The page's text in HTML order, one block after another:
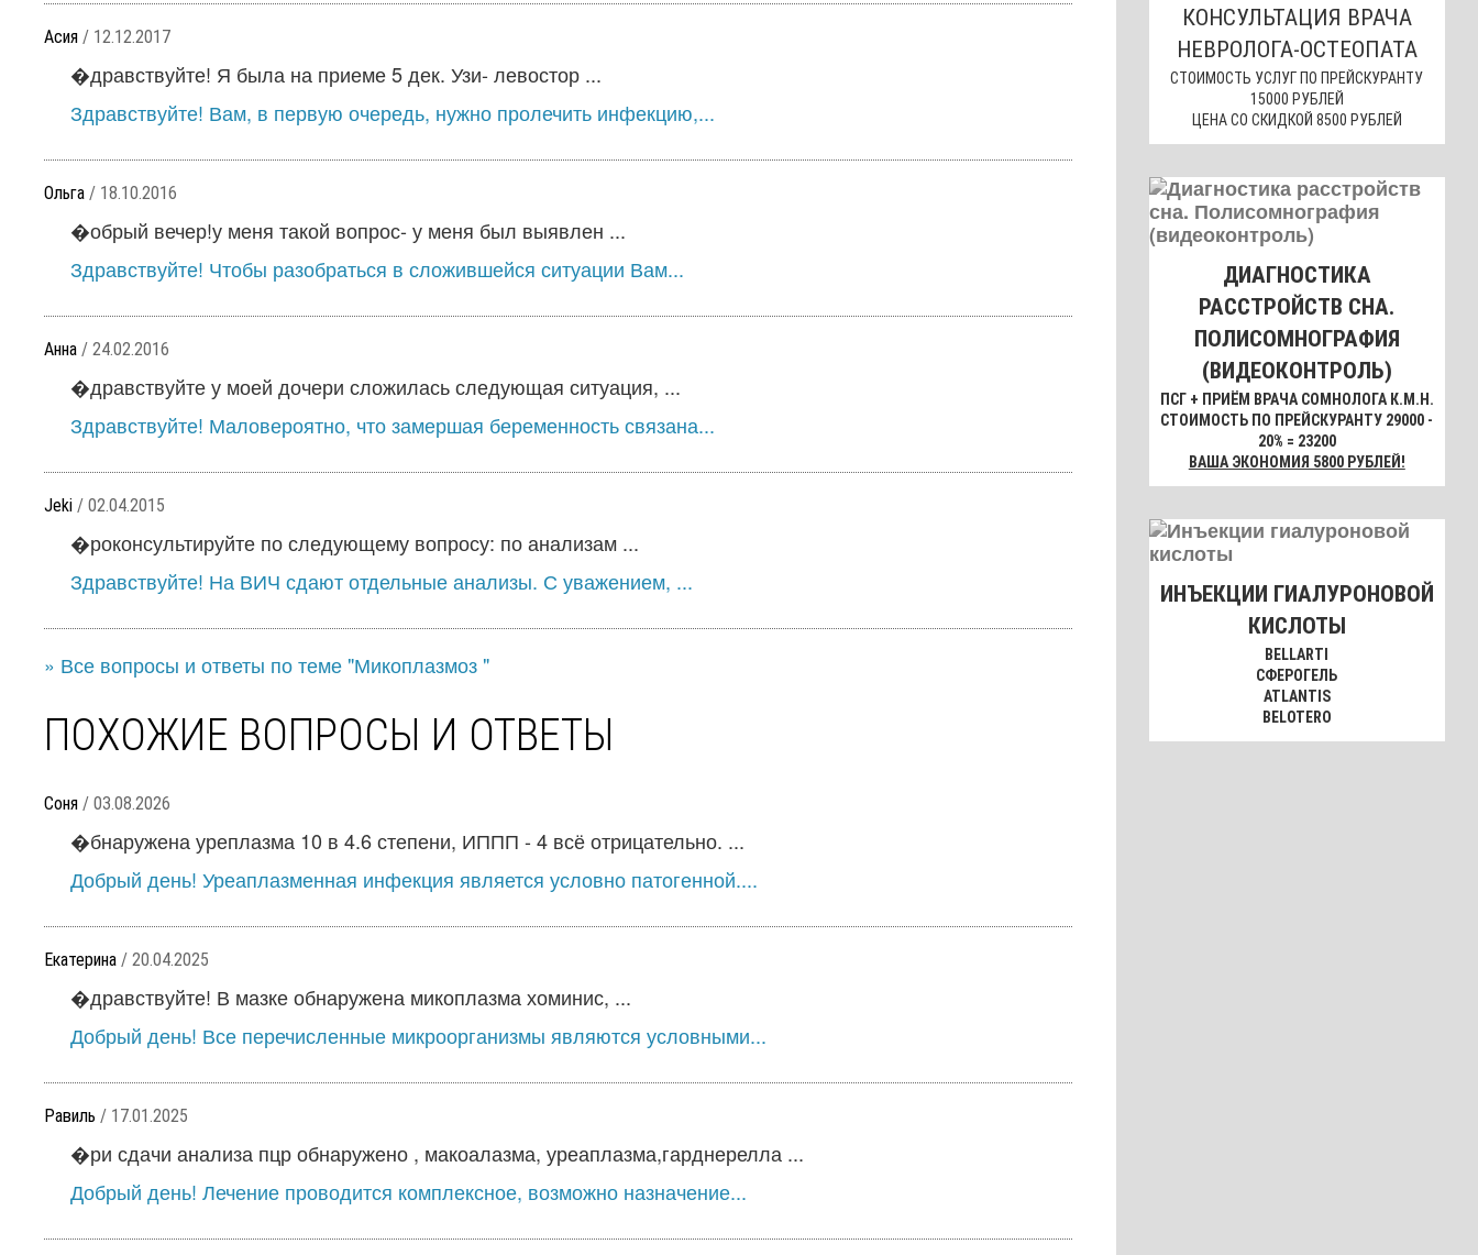
Асия / 12.12.2017
�дравствуйте! Я была на приеме 5 дек. Узи- левостор ...
Здравствуйте! Вам, в первую очередь, нужно пролечить инфекцию,...
Ольга / 18.10.2016
�обрый вечер!у меня такой вопрос- у меня был выявлен ...
Здравствуйте! Чтобы разобраться в сложившейся ситуации Вам...
Анна / 24.02.2016
�дравствуйте у моей дочери сложилась следующая ситуация, ...
Здравствуйте! Маловероятно, что замершая беременность связана...
Jeki / 02.04.2015
�роконсультируйте по следующему вопросу: по анализам ...
Здравствуйте! На ВИЧ сдают отдельные анализы. С уважением, ...
» Все вопросы и ответы по теме "Микоплазмоз "
ПОХОЖИЕ ВОПРОСЫ И ОТВЕТЫ
Соня / 03.08.2026
�бнаружена уреплазма 10 в 4.6 степени, ИППП - 4 всё отрицательно. ...
Добрый день! Уреаплазменная инфекция является условно патогенной....
Екатерина / 20.04.2025
�дравствуйте! В мазке обнаружена микоплазма хоминис, ...
Добрый день! Все перечисленные микроорганизмы являются условными...
Равиль / 17.01.2025
�ри сдачи анализа пцр обнаружено , макоалазма, уреаплазма,гарднерелла ...
Добрый день! Лечение проводится комплексное, возможно назначение...
КОНСУЛЬТАЦИЯ ВРАЧА
НЕВРОЛОГА-ОСТЕОПАТА
СТОИМОСТЬ УСЛУГ ПО ПРЕЙСКУРАНТУ
15000 РУБЛЕЙ
ЦЕНА СО СКИДКОЙ 8500 РУБЛЕЙ
ДИАГНОСТИКА
РАССТРОЙСТВ СНА.
ПОЛИСОМНОГРАФИЯ
(ВИДЕОКОНТРОЛЬ)
ПСГ + ПРИЁМ ВРАЧА СОМНОЛОГА К.М.Н.
СТОИМОСТЬ ПО ПРЕЙСКУРАНТУ 29000 -
20% = 23200
ВАША ЭКОНОМИЯ 5800 РУБЛЕЙ!
ИНЪЕКЦИИ ГИАЛУРОНОВОЙ
КИСЛОТЫ
BELLARTI
СФЕРОГЕЛЬ
ATLANTIS
BELOTERO